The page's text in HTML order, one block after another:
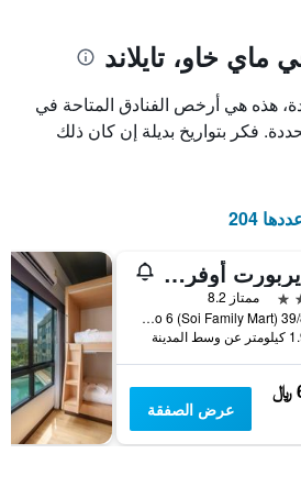
خاو، تايلاند
هذه هي أرخص الفنادق المتاحة في
فكر بتواريخ بديلة إن كان ذلك
204
إيربورت أوفرنايت هوتل
ممتاز 8.2
39/8 Moo 6 (Soi Family Mart), ماي خاو, تايلاند
وسط المدينة
عرض الصفقة